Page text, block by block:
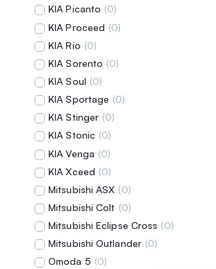
KIA Picanto (0)
KIA Proceed (0)
KIA Rio (0)
KIA Sorento (0)
KIA Soul (0)
KIA Sportage (0)
KIA Stinger (0)
KIA Stonic (0)
KIA Venga (0)
KIA Xceed (0)
Mitsubishi ASX (0)
Mitsubishi Colt (0)
Mitsubishi Eclipse Cross (0)
Mitsubishi Outlander (0)
Omoda 5 (0)